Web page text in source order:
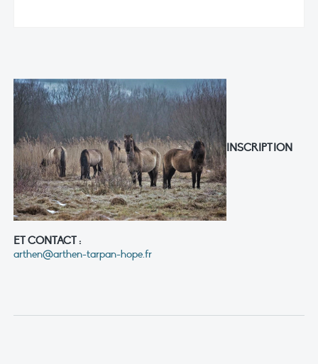
INSCRIPTION
ET CONTACT :
arthen@arthen-tarpan-hope.fr